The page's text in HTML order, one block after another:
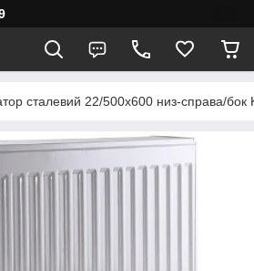
сталевий 22/500x600 низ-справа/